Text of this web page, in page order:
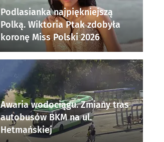
Podlasianka najpiękniejszą
Polką. Wiktoria Ptak zdobyła
koronę Miss Polski 2026
Awaria wodociągu. Zmiany tras
autobusów BKM na ul.
Hetmańskiej